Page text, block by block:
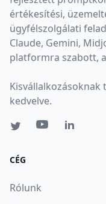
értékesítési,
ügyfélszolgálati
Claude, Gemini,
platformra szabott,
Kisvállalkozásoknak
kedvelve.
CÉG
Rólunk